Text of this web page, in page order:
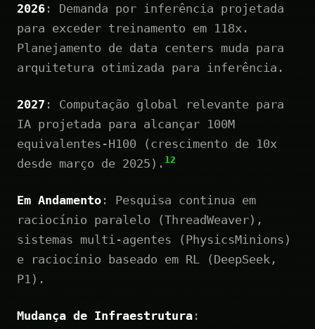
2026 : Demanda por inferência projetada
para exceder treinamento em 118x.
Planejamento de data centers muda para
arquitetura otimizada para inferência.
2027 : Computação global relevante para
IA projetada para alcançar 100M
equivalentes-H100 (crescimento de 10x
desde março de 2025). 12
Em Andamento : Pesquisa continua em
raciocínio paralelo (ThreadWeaver),
sistemas multi-agentes (PhysicsMinions)
e raciocínio baseado em RL (DeepSeek,
P1).
Mudança de Infraestrutura :